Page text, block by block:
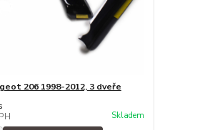
206 1998-2012, 3 dveře
Skladem